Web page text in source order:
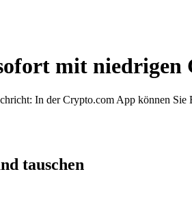
mit niedrigen
In der Crypto.com App können
tauschen